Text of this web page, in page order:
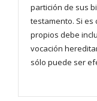
partición de sus
testamento. Si es
propios debe
vocación
sólo puede ser